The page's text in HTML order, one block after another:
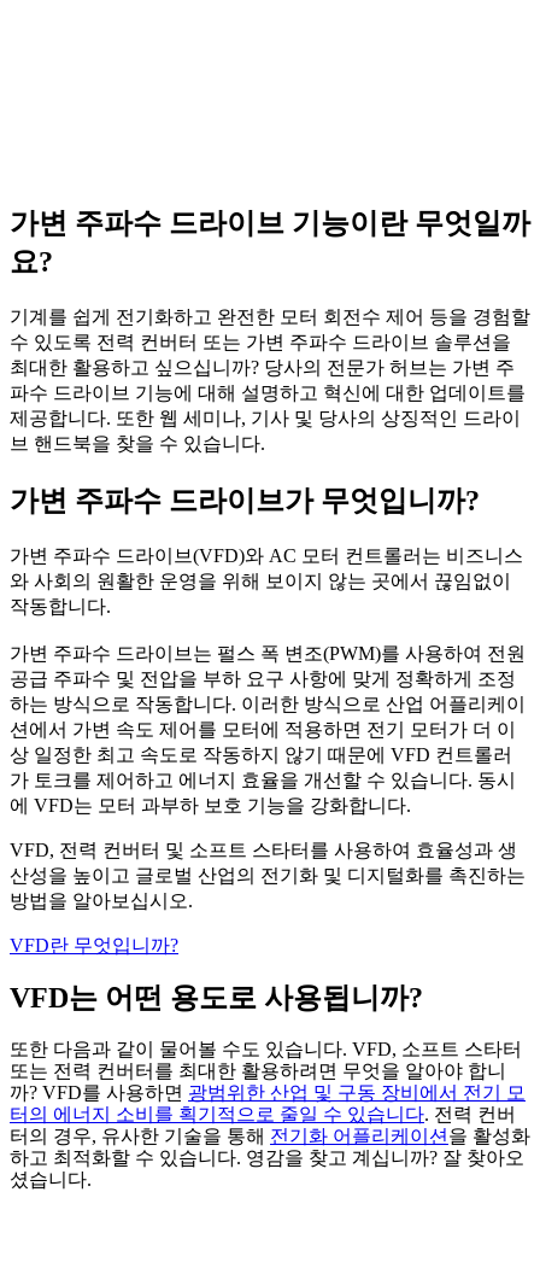
가변 주파수 드라이브 기능이란 무엇일까
요?
기계를 쉽게 전기화하고 완전한 모터 회전수 제어 등을 경험할
수 있도록 전력 컨버터 또는 가변 주파수 드라이브 솔루션을
최대한 활용하고 싶으십니까? 당사의 전문가 허브는 가변 주
파수 드라이브 기능에 대해 설명하고 혁신에 대한 업데이트를
제공합니다. 또한 웹 세미나, 기사 및 당사의 상징적인 드라이
브 핸드북을 찾을 수 있습니다.
가변 주파수 드라이브가 무엇입니까?
가변 주파수 드라이브(VFD)와 AC 모터 컨트롤러는 비즈니스
와 사회의 원활한 운영을 위해 보이지 않는 곳에서 끊임없이
작동합니다.
가변 주파수 드라이브는 펄스 폭 변조(PWM)를 사용하여 전원
공급 주파수 및 전압을 부하 요구 사항에 맞게 정확하게 조정
하는 방식으로 작동합니다. 이러한 방식으로 산업 어플리케이
션에서 가변 속도 제어를 모터에 적용하면 전기 모터가 더 이
상 일정한 최고 속도로 작동하지 않기 때문에 VFD 컨트롤러
가 토크를 제어하고 에너지 효율을 개선할 수 있습니다. 동시
에 VFD는 모터 과부하 보호 기능을 강화합니다.
VFD, 전력 컨버터 및 소프트 스타터를 사용하여 효율성과 생
산성을 높이고 글로벌 산업의 전기화 및 디지털화를 촉진하는
방법을 알아보십시오.
VFD란 무엇입니까?
VFD는 어떤 용도로 사용됩니까?
또한 다음과 같이 물어볼 수도 있습니다. VFD, 소프트 스타터
또는 전력 컨버터를 최대한 활용하려면 무엇을 알아야 합니
까? VFD를 사용하면 광범위한 산업 및 구동 장비에서 전기 모
터의 에너지 소비를 획기적으로 줄일 수 있습니다. 전력 컨버
터의 경우, 유사한 기술을 통해 전기화 어플리케이션 을 활성화
하고 최적화할 수 있습니다. 영감을 찾고 계십니까? 잘 찾아오
셨습니다.